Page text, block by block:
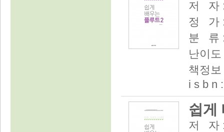
저 자
정 가
분 류
난이
책정
i s b n
쉽게
저 자